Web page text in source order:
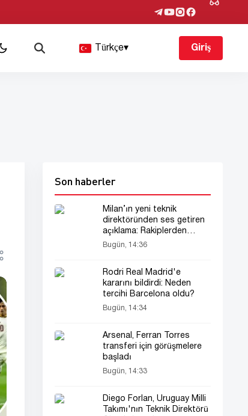
Türkçe▾ Giriş
Son haberler
Milan’ın yeni teknik
direktöründen ses getiren
açıklama: Rakiplerden
korkmuyoruz
Bugün, 14:36
Rodri Real Madrid'e
kararını bildirdi: Neden
tercihi Barcelona oldu?
Bugün, 14:34
Arsenal, Ferran Torres
transferi için görüşmelere
başladı
Bugün, 14:33
Diego Forlan, Uruguay Milli
Takımı'nın Teknik Direktörü